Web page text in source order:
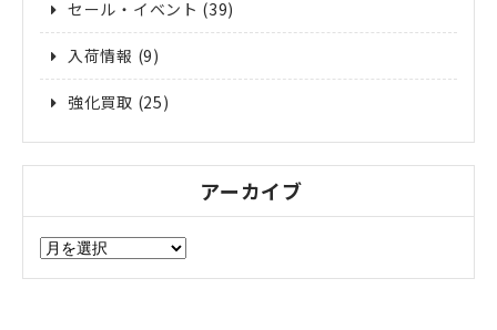
セール・イベント (39)
入荷情報 (9)
強化買取 (25)
アーカイブ
ア
ー